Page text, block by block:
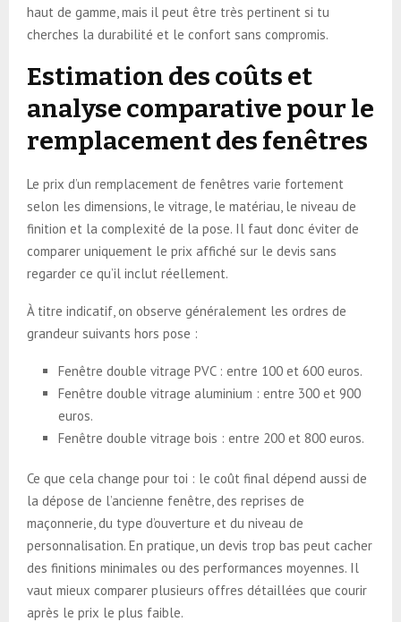
haut de gamme, mais il peut être très pertinent si tu
cherches la durabilité et le confort sans compromis.
Estimation des coûts et
analyse comparative pour le
remplacement des fenêtres
Le prix d’un remplacement de fenêtres varie fortement
selon les dimensions, le vitrage, le matériau, le niveau de
finition et la complexité de la pose. Il faut donc éviter de
comparer uniquement le prix affiché sur le devis sans
regarder ce qu’il inclut réellement.
À titre indicatif, on observe généralement les ordres de
grandeur suivants hors pose :
Fenêtre double vitrage PVC : entre 100 et 600 euros.
Fenêtre double vitrage aluminium : entre 300 et 900
euros.
Fenêtre double vitrage bois : entre 200 et 800 euros.
Ce que cela change pour toi : le coût final dépend aussi de
la dépose de l’ancienne fenêtre, des reprises de
maçonnerie, du type d’ouverture et du niveau de
personnalisation. En pratique, un devis trop bas peut cacher
des finitions minimales ou des performances moyennes. Il
vaut mieux comparer plusieurs offres détaillées que courir
après le prix le plus faible.